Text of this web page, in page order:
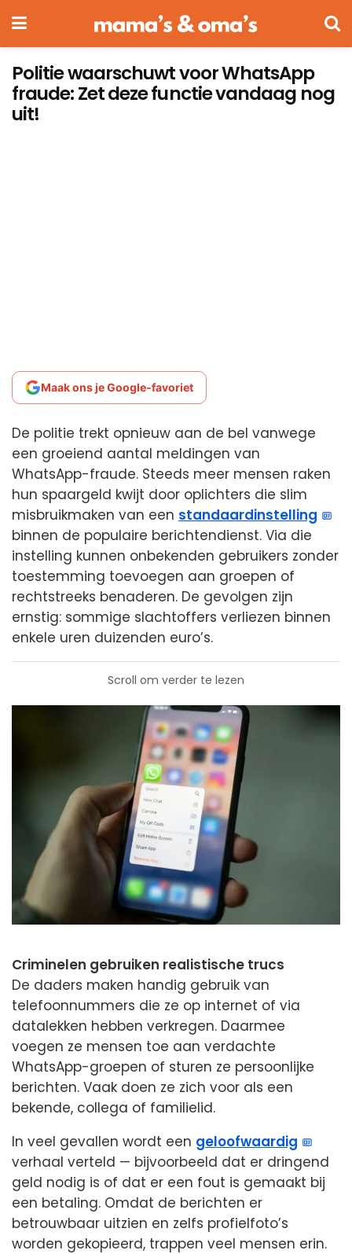
Politie waarschuwt voor WhatsApp
fraude: Zet deze functie vandaag nog
uit!
Maak ons je Google-favoriet
De politie trekt opnieuw aan de bel vanwege
een groeiend aantal meldingen van
WhatsApp-fraude. Steeds meer mensen raken
hun spaargeld kwijt door oplichters die slim
misbruikmaken van een standaardinstelling
binnen de populaire berichtendienst. Via die
instelling kunnen onbekenden gebruikers zonder
toestemming toevoegen aan groepen of
rechtstreeks benaderen. De gevolgen zijn
ernstig: sommige slachtoffers verliezen binnen
enkele uren duizenden euro’s.
Scroll om verder te lezen
Criminelen gebruiken realistische trucs
De daders maken handig gebruik van
telefoonnummers die ze op internet of via
datalekken hebben verkregen. Daarmee
voegen ze mensen toe aan verdachte
WhatsApp-groepen of sturen ze persoonlijke
berichten. Vaak doen ze zich voor als een
bekende, collega of familielid.
In veel gevallen wordt een geloofwaardig
verhaal verteld — bijvoorbeeld dat er dringend
geld nodig is of dat er een fout is gemaakt bij
een betaling. Omdat de berichten er
betrouwbaar uitzien en zelfs profielfoto’s
worden gekopieerd, trappen veel mensen erin.